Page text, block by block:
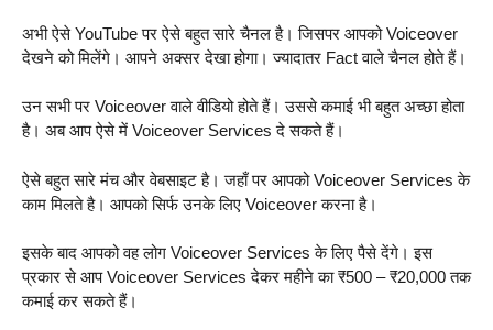
अभी ऐसे YouTube पर ऐसे बहुत सारे चैनल है। जिसपर आपको Voiceover
देखने को मिलेंगे। आपने अक्सर देखा होगा। ज्यादातर Fact वाले चैनल होते हैं।
उन सभी पर Voiceover वाले वीडियो होते हैं। उससे कमाई भी बहुत अच्छा होता
है। अब आप ऐसे में Voiceover Services दे सकते हैं।
ऐसे बहुत सारे मंच और वेबसाइट है। जहाँ पर आपको Voiceover Services के
काम मिलते है। आपको सिर्फ उनके लिए Voiceover करना है।
इसके बाद आपको वह लोग Voiceover Services के लिए पैसे देंगे। इस
प्रकार से आप Voiceover Services देकर महीने का ₹500 – ₹20,000 तक
कमाई कर सकते हैं।